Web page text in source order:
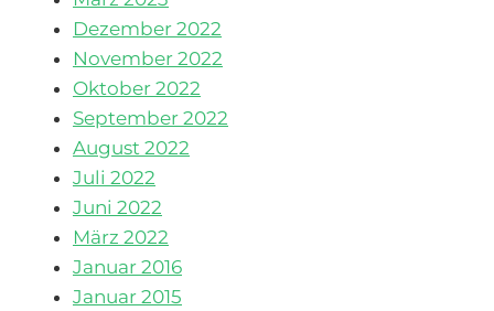
Dezember 2022
November 2022
Oktober 2022
September 2022
August 2022
Juli 2022
Juni 2022
März 2022
Januar 2016
Januar 2015